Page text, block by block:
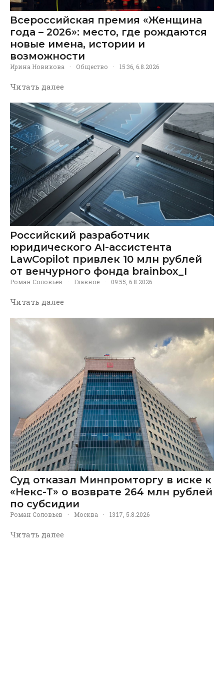
Всероссийская премия «Женщина
года – 2026»: место, где рождаются
новые имена, истории и
возможности
Ирина Новикова · Общество · 15:36, 6.8.2026
Читать далее
Российский разработчик
юридического AI-ассистента
LawCopilot привлек 10 млн рублей
от венчурного фонда brainbox_I
Роман Соловьев · Главное · 09:55, 6.8.2026
Читать далее
Суд отказал Минпромторгу в иске к
«Некс-Т» о возврате 264 млн рублей
по субсидии
Роман Соловьев · Москва · 13:17, 5.8.2026
Читать далее